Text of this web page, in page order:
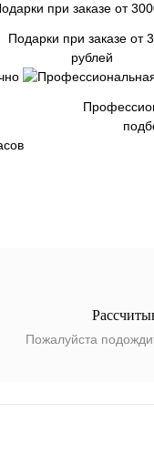
Подарки при заказе от
рублей
Пожалуйста